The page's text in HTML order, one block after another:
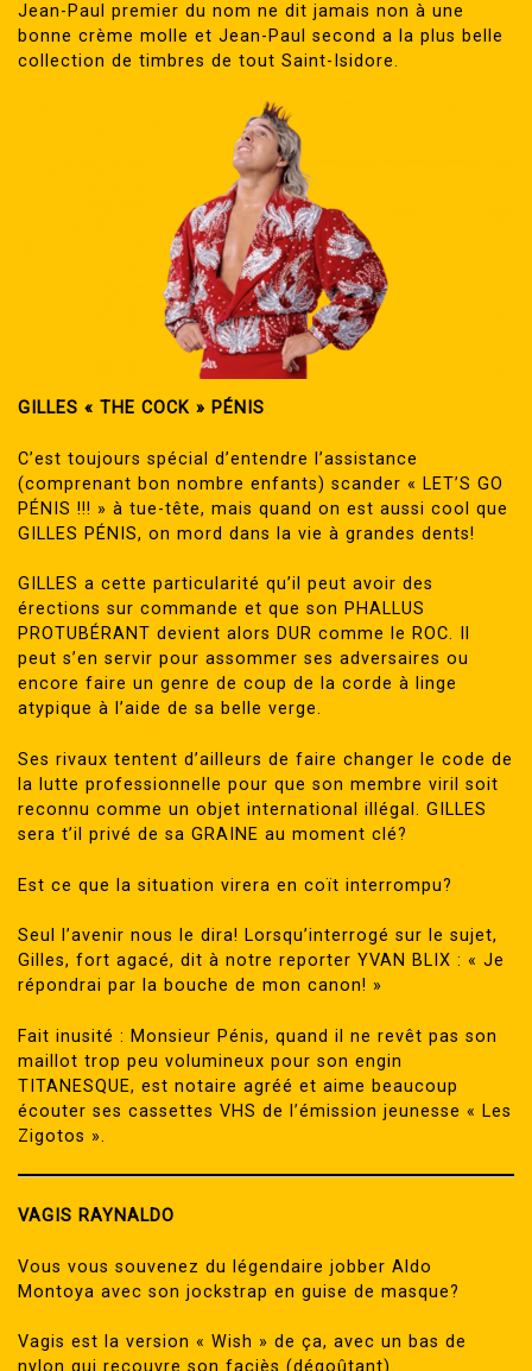
Jean-Paul premier du nom ne dit jamais non à une
bonne crème molle et Jean-Paul second a la plus belle
collection de timbres de tout Saint-Isidore.
GILLES « THE COCK » PÉNIS
C’est toujours spécial d’entendre l’assistance
(comprenant bon nombre enfants) scander « LET’S GO
PÉNIS !!! » à tue-tête, mais quand on est aussi cool que
GILLES PÉNIS, on mord dans la vie à grandes dents!
GILLES a cette particularité qu’il peut avoir des
érections sur commande et que son PHALLUS
PROTUBÉRANT devient alors DUR comme le ROC. Il
peut s’en servir pour assommer ses adversaires ou
encore faire un genre de coup de la corde à linge
atypique à l’aide de sa belle verge.
Ses rivaux tentent d’ailleurs de faire changer le code de
la lutte professionnelle pour que son membre viril soit
reconnu comme un objet international illégal. GILLES
sera t’il privé de sa GRAINE au moment clé?
Est ce que la situation virera en coït interrompu?
Seul l’avenir nous le dira! Lorsqu’interrogé sur le sujet,
Gilles, fort agacé, dit à notre reporter YVAN BLIX : « Je
répondrai par la bouche de mon canon! »
Fait inusité : Monsieur Pénis, quand il ne revêt pas son
maillot trop peu volumineux pour son engin
TITANESQUE, est notaire agréé et aime beaucoup
écouter ses cassettes VHS de l’émission jeunesse « Les
Zigotos ».
VAGIS RAYNALDO
Vous vous souvenez du légendaire jobber Aldo
Montoya avec son jockstrap en guise de masque?
Vagis est la version « Wish » de ça, avec un bas de